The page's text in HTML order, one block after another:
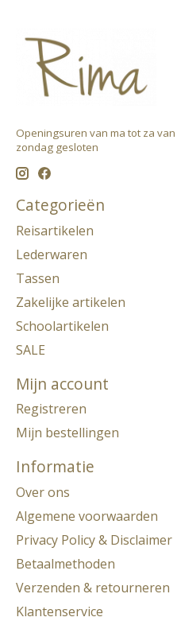
Openingsuren van ma tot za
zondag gesloten
Categorieën
Reisartikelen
Lederwaren
Tassen
Zakelijke artikelen
Schoolartikelen
SALE
Mijn account
Registreren
Mijn bestellingen
Informatie
Over ons
Algemene voorwaarden
Privacy Policy & Disclaimer
Betaalmethoden
Verzenden & retourneren
Klantenservice